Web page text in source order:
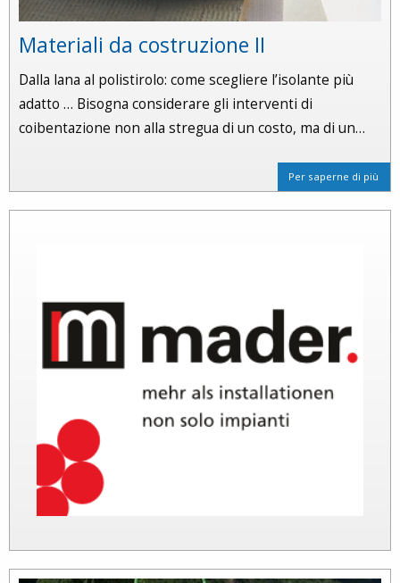
Materiali da costruzione II
Dalla lana al polistirolo: come scegliere l’isolante più
adatto … Bisogna considerare gli interventi di
coibentazione non alla stregua di un costo, ma di un…
Per saperne di più